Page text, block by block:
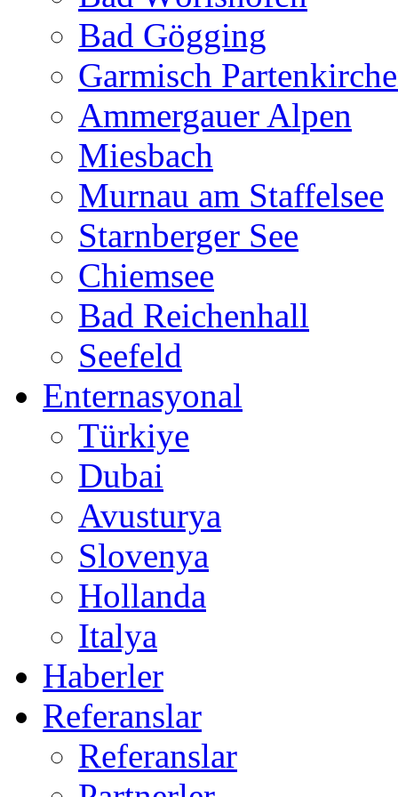
Bad Gögging
Garmisch
Ammergauer Alpen
Miesbach
Murnau am Staffelsee
Starnberger See
Chiemsee
Bad Reichenhall
Seefeld
Enternasyonal
Türkiye
Dubai
Avusturya
Slovenya
Hollanda
Italya
Haberler
Referanslar
Referanslar